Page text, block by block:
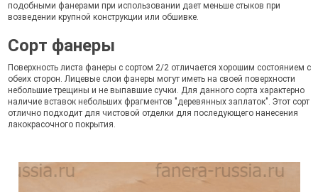
подобными фанерами при использовании дает меньше стыков при
возведении крупной конструкции или обшивке.
Сорт фанеры
Поверхность листа фанеры с сортом 2/2 отличается хорошим состоянием с
обеих сторон. Лицевые слои фанеры могут иметь на своей поверхности
небольшие трещины и не выпавшие сучки. Для данного сорта характерно
наличие вставок небольших фрагментов "деревянных заплаток". Этот сорт
отлично подходит для чистовой отделки для последующего нанесения
лакокрасочного покрытия.